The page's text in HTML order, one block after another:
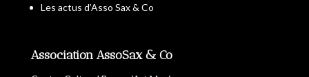
Les actus d’Asso Sax & Co
Association AssoSax & Co